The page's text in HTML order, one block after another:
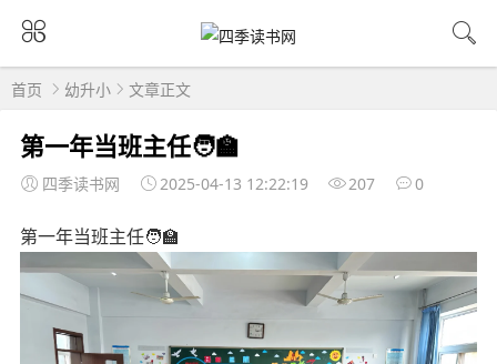
首页 幼升小 文章正文
第一年当班主任🧑‍🏫
四季读书网 2025-04-13 12:22:19 207 0
第一年当班主任🧑‍🏫